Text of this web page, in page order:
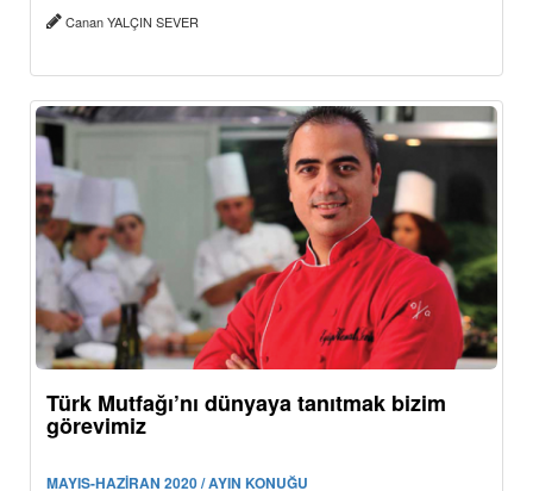
Canan YALÇIN SEVER
Türk Mutfağı’nı dünyaya tanıtmak bizim
görevimiz
MAYIS-HAZİRAN 2020 / AYIN KONUĞU